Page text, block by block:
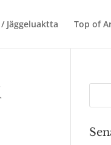
Jäggeluaktta Top of